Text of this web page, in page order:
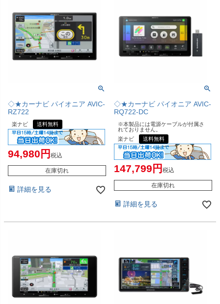
◇★カーナビ パイオニア AVIC-
RZ722
楽ナビ 送料無料
94,980 税込
在庫切れ
詳細を見る
◇★カーナビ パイオニア AVIC-
RQ722-DC
※本製品には電源ケーブルが付属さ
れておりません。
楽ナビ
送料無料
147,799 税込
在庫切れ
詳細を見る